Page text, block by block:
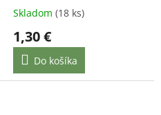
Skladom (18 ks)
1,30 €
Do košíka